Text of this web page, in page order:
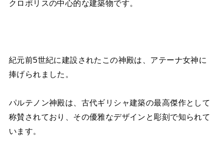
クロポリスの中心的な建築物です。
紀元前5世紀に建設されたこの神殿は、アテーナ女神に
捧げられました。
パルテノン神殿は、古代ギリシャ建築の最高傑作として
称賛されており、その優雅なデザインと彫刻で知られて
います。